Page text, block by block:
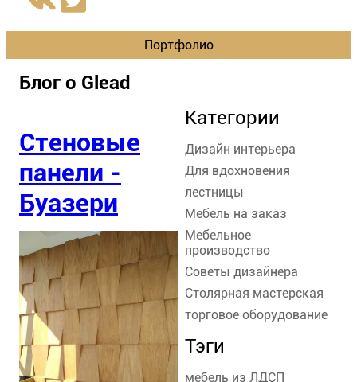
Портфолио
Блог о Glead
Стеновые
панели -
Буазери
Категории
Дизайн интерьера
Для вдохновения
лестницы
Мебель на заказ
Мебельное
производство
Советы дизайнера
Столярная мастерская
торговое оборудование
Тэги
мебель из ЛДСП